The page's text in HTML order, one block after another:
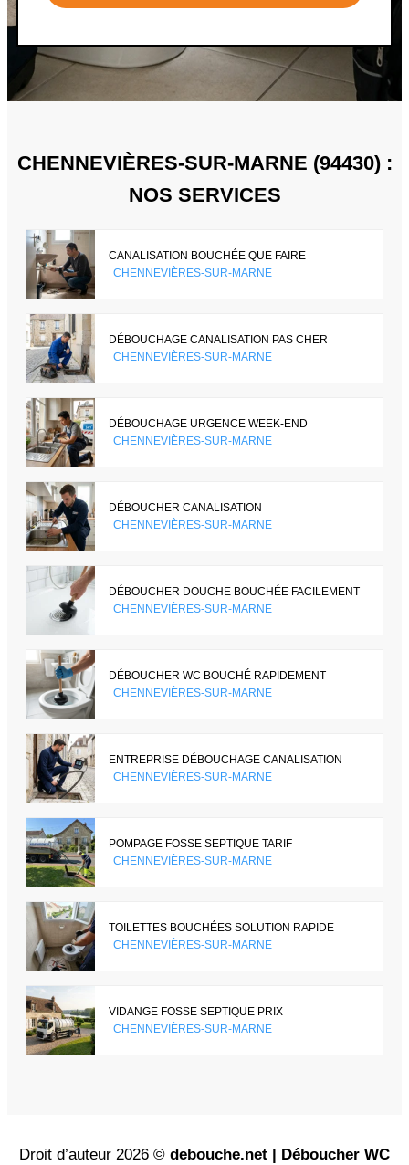
CHENNEVIÈRES-SUR-MARNE (94430) :
NOS SERVICES
CANALISATION BOUCHÉE QUE FAIRE
CHENNEVIÈRES-SUR-MARNE
DÉBOUCHAGE CANALISATION PAS CHER
CHENNEVIÈRES-SUR-MARNE
DÉBOUCHAGE URGENCE WEEK-END
CHENNEVIÈRES-SUR-MARNE
DÉBOUCHER CANALISATION
CHENNEVIÈRES-SUR-MARNE
DÉBOUCHER DOUCHE BOUCHÉE FACILEMENT
CHENNEVIÈRES-SUR-MARNE
DÉBOUCHER WC BOUCHÉ RAPIDEMENT
CHENNEVIÈRES-SUR-MARNE
ENTREPRISE DÉBOUCHAGE CANALISATION
CHENNEVIÈRES-SUR-MARNE
POMPAGE FOSSE SEPTIQUE TARIF
CHENNEVIÈRES-SUR-MARNE
TOILETTES BOUCHÉES SOLUTION RAPIDE
CHENNEVIÈRES-SUR-MARNE
VIDANGE FOSSE SEPTIQUE PRIX
CHENNEVIÈRES-SUR-MARNE
Droit d’auteur 2026 © debouche.net | Déboucher WC